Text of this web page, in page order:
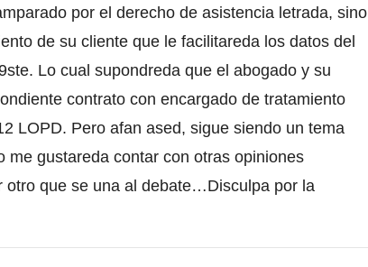
por el derecho de asistencia letrada, sino
de su cliente que le facilitareda los datos del
Lo cual supondreda que el abogado y su
contrato con encargado de tratamiento
LOPD. Pero afan ased, sigue siendo un tema
gustareda contar con otras opiniones
otro que se una al debate…Disculpa por la